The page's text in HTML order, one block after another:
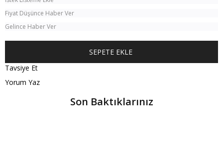
Fiyat Düşünce Haber Ver
Gelince Haber Ver
Tavsiye Et
Yorum Yaz
Son Baktıklarınız